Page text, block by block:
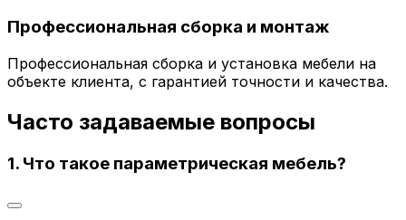
Профессиональная сборка и монтаж
Профессиональная сборка и установка мебели на
объекте клиента, с гарантией точности и качества.
Часто задаваемые вопросы
1. Что такое параметрическая мебель?